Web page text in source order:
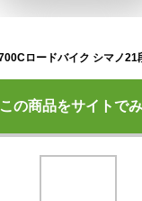
この商品をサイトで